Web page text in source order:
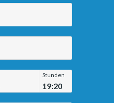
Stunden
19:20